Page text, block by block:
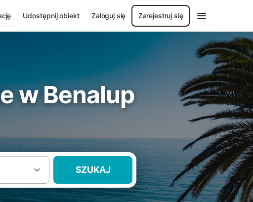
Udostępnij obiekt Zaloguj się Zarejestruj się
w Benalup
SZUKAJ